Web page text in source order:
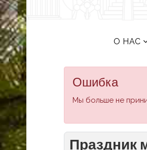
О НАС
Ошибка
Мы больше не
Праздник